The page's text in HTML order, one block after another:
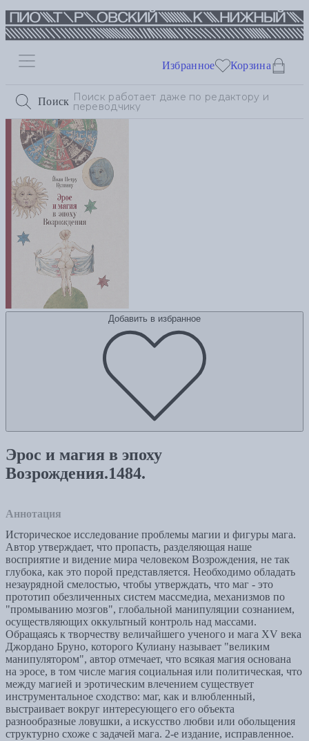
Поиск
Избранное Корзина
Добавить в избранное
Эрос и магия в эпоху
Возрождения.1484.
Аннотация
Историческое исследование проблемы магии и фигуры мага.
Автор утверждает, что пропасть, разделяющая наше
восприятие и видение мира человеком Возрождения, не так
глубока, как это порой представляется. Необходимо обладать
незаурядной смелостью, чтобы утверждать, что маг - это
прототип обезличенных систем массмедиа, механизмов по
"промыванию мозгов", глобальной манипуляции сознанием,
осуществляющих оккультный контроль над массами.
Обращаясь к творчеству величайшего ученого и мага XV века
Джордано Бруно, которого Кулиану называет "великим
манипулятором", автор отмечает, что всякая магия основана
на эросе, в том числе магия социальная или политическая, что
между магией и эротическим влечением существует
инструментальное сходство: маг, как и влюбленный,
выстраивает вокруг интересующего его объекта
разнообразные ловушки, а искусство любви или обольщения
структурно схоже с задачей мага. 2-е издание, исправленное.